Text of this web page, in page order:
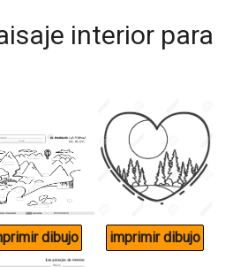
interior para